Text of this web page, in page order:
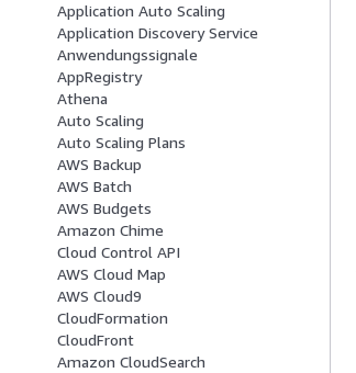
Application Auto Scaling
Application Discovery Service
Anwendungssignale
AppRegistry
Athena
Auto Scaling
Auto Scaling Plans
AWS Backup
AWS Batch
AWS Budgets
Amazon Chime
Cloud Control API
AWS Cloud Map
AWS Cloud9
CloudFormation
CloudFront
Amazon CloudSearch